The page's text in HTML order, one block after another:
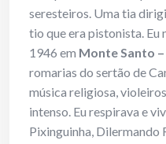
seresteiros. Uma tia
tio que era pistonista. Eu
1946 em Monte Santo
romarias do sertão de
música religiosa,
intenso. Eu respirava e
Pixinguinha, Dilermando